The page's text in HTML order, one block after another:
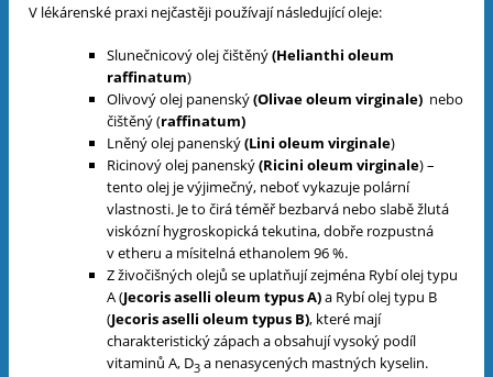
V lékárenské praxi nejčastěji používají následující oleje:
Slunečnicový olej čištěný(Helianthi oleum
raffinatum)
Olivový olej panenský(Olivae oleum virginale) nebo
čištěný (raffinatum)
Lněný olej panenský(Lini oleum virginale)
Ricinový olej panenský(Ricini oleum virginale) –
tento olej je výjimečný, neboť vykazuje polární
vlastnosti. Je to čirá téměř bezbarvá nebo slabě žlutá
viskózní hygroskopická tekutina, dobře rozpustná
v etheru a mísitelná ethanolem 96 %.
Z živočišných olejů se uplatňují zejména Rybí olej typu
A (Jecoris aselli oleum typus A)a Rybí olej typu B
(Jecoris aselli oleum typus B), které mají
charakteristický zápach a obsahují vysoký podíl
vitaminů A, D3 a nenasycených mastných kyselin.